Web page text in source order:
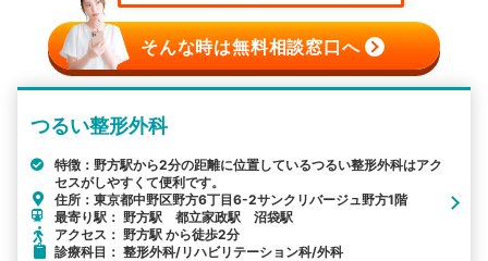
そんな時は無料相談窓口へ
つるい整形外科
特徴：野方駅から2分の距離に位置しているつるい整形外科はアク
セスがしやすくて便利です。
住所：東京都中野区野方6丁目6-2サンクリバージュ野方1階
最寄り駅： 野方駅 都立家政駅 沼袋駅
アクセス： 野方駅 から徒歩2分
診療科目： 整形外科/リハビリテーション科/外科